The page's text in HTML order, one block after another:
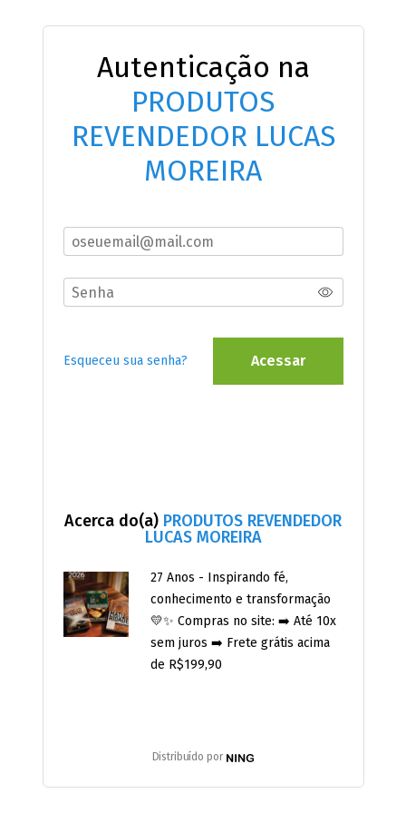
Acerca do(a) PRODUTOS REVENDEDOR
LUCAS MOREIRA
27 Anos - Inspirando fé,
conhecimento e transformação
💛✨ Compras no site: ➡️ Até 10x
sem juros ➡️ Frete grátis acima
de R$199,90
Distribuído por
Autenticação na
PRODUTOS
REVENDEDOR LUCAS
MOREIRA
Esqueceu sua senha? Acessar